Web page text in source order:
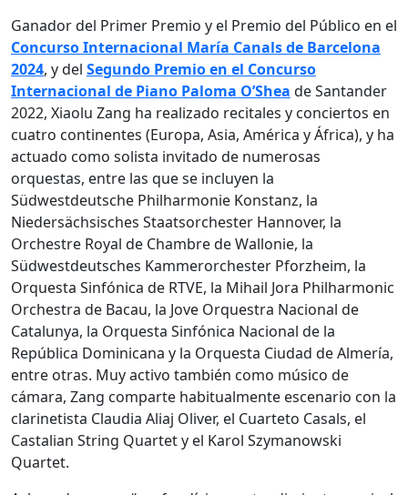
Ganador del Primer Premio y el Premio del Público en el
Concurso Internacional María Canals de Barcelona
2024, y del Segundo Premio en el Concurso
Internacional de Piano Paloma O’Shea de Santander
2022, Xiaolu Zang ha realizado recitales y conciertos en
cuatro continentes (Europa, Asia, América y África), y ha
actuado como solista invitado de numerosas
orquestas, entre las que se incluyen la
Südwestdeutsche Philharmonie Konstanz, la
Niedersächsisches Staatsorchester Hannover, la
Orchestre Royal de Chambre de Wallonie, la
Südwestdeutsches Kammerorchester Pforzheim, la
Orquesta Sinfónica de RTVE, la Mihail Jora Philharmonic
Orchestra de Bacau, la Jove Orquestra Nacional de
Catalunya, la Orquesta Sinfónica Nacional de la
República Dominicana y la Orquesta Ciudad de Almería,
entre otras. Muy activo también como músico de
cámara, Zang comparte habitualmente escenario con la
clarinetista Claudia Aliaj Oliver, el Cuarteto Casals, el
Castalian String Quartet y el Karol Szymanowski
Quartet.